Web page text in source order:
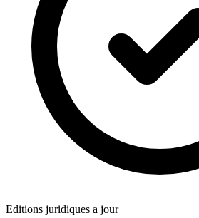
Editions juridiques a jour